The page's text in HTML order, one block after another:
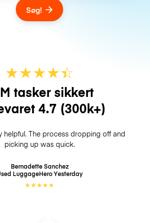
Søg!
★★★★☆
★
tasker sikkert
4.7 (300k+)
helpful. The process dropping off and
picking up was quick.
Bernadette Sanchez
LuggageHeroYesterday
★★★★★